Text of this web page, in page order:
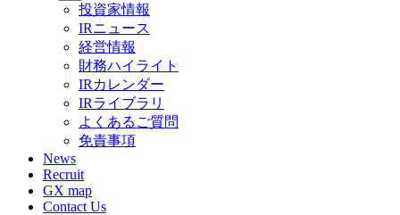
投資家情報
IRニュース
経営情報
財務ハイライト
IRカレンダー
IRライブラリ
よくあるご質問
免責事項
News
Recruit
GX map
Contact Us